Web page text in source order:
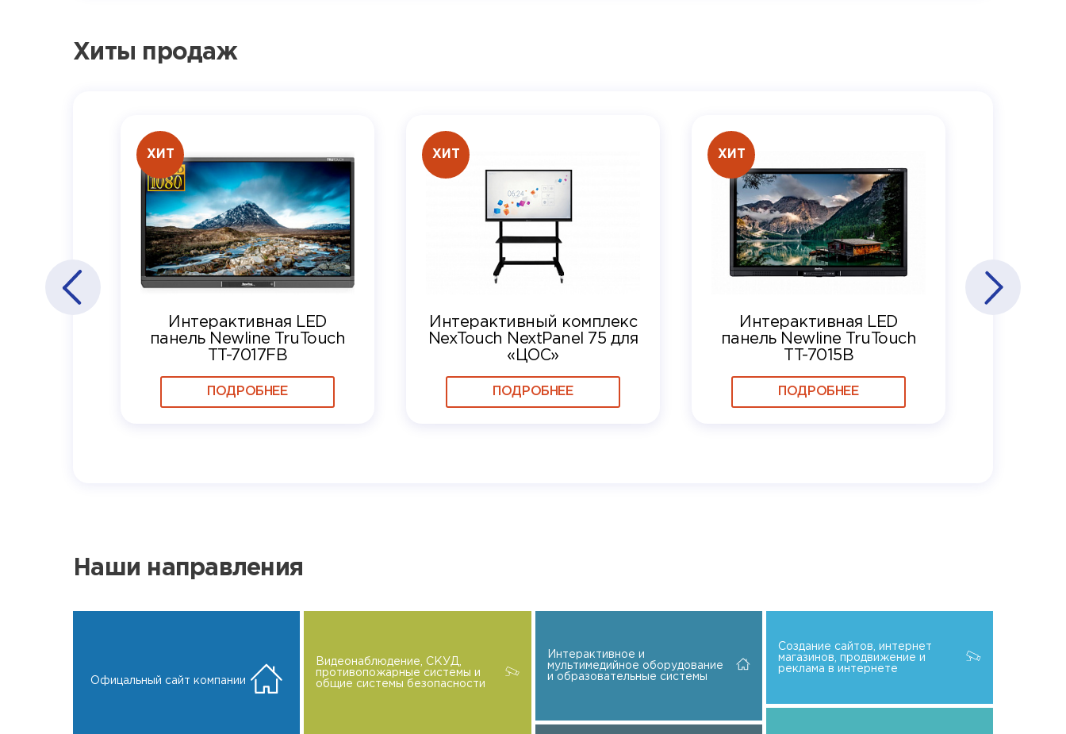
Хиты продаж
ХИТ
Интерактивная LED
панель Newline TruTouch
TT-7017FB
ПОДРОБНЕЕ
ХИТ
Интерактивный комплекс
NexTouch NextPanel 75 для
«ЦОС»
ПОДРОБНЕЕ
ХИТ
Интерактивная LED
панель Newline TruTouch
TT-7015B
ПОДРОБНЕЕ
Наши направления
Офицальный сайт компании
Видеонаблюдение, СКУД,
противопожарные системы и
общие системы безопасности
Интерактивное и
мультимедийное оборудование
и образовательные системы
Создание сайтов, интернет
магазинов, продвижение и
реклама в интернете